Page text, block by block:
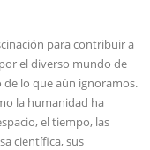
para contribuir a
el diverso mundo de
lo que aún ignoramos.
la humanidad ha
el tiempo, las
científica, sus